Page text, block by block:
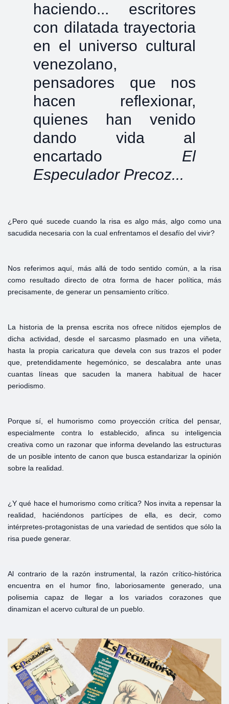
haciendo... escritores
con dilatada trayectoria
en el universo cultural
venezolano,
pensadores que nos
hacen reflexionar,
quienes han venido
dando vida al
encartado El
Especulador Precoz...
¿Pero qué sucede cuando la risa es algo más, algo como una
sacudida necesaria con la cual enfrentamos el desafío del vivir?
Nos referimos aquí, más allá de todo sentido común, a la risa
como resultado directo de otra forma de hacer política, más
precisamente, de generar un pensamiento crítico.
La historia de la prensa escrita nos ofrece nítidos ejemplos de
dicha actividad, desde el sarcasmo plasmado en una viñeta,
hasta la propia caricatura que devela con sus trazos el poder
que, pretendidamente hegemónico, se descalabra ante unas
cuantas líneas que sacuden la manera habitual de hacer
periodismo.
Porque sí, el humorismo como proyección crítica del pensar,
especialmente contra lo establecido, afinca su inteligencia
creativa como un razonar que informa develando las estructuras
de un posible intento de canon que busca estandarizar la opinión
sobre la realidad.
¿Y qué hace el humorismo como crítica? Nos invita a repensar la
realidad, haciéndonos partícipes de ella, es decir, como
intérpretes-protagonistas de una variedad de sentidos que sólo la
risa puede generar.
Al contrario de la razón instrumental, la razón crítico-histórica
encuentra en el humor fino, laboriosamente generado, una
polisemia capaz de llegar a los variados corazones que
dinamizan el acervo cultural de un pueblo.